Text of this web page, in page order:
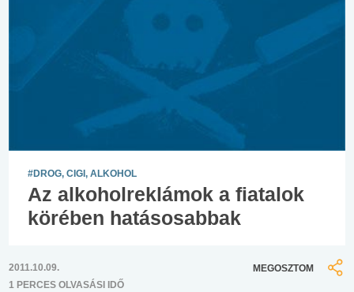
#DROG, CIGI, ALKOHOL
Az alkoholreklámok a fiatalok
körében hatásosabbak
2011.10.09.
1 PERCES OLVASÁSI IDŐ
MEGOSZTOM